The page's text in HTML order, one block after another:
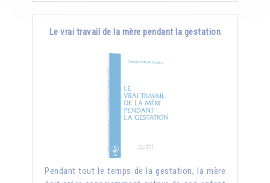
Le vrai travail de la mère pendant la gestation
Pendant tout le temps de la gestation, la mère